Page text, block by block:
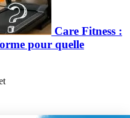
Care Fitness :
pour quelle